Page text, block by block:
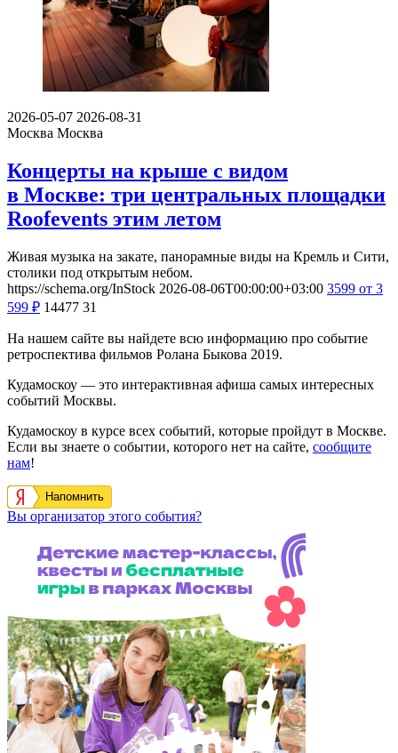
2026-05-07 2026-08-31
Москва Москва
Концерты на крыше с видом
в Москве: три центральных площадки
Roofevents этим летом
Живая музыка на закате, панорамные виды на Кремль и Сити,
столики под открытым небом.
https://schema.org/InStock 2026-08-06T00:00:00+03:00 3599 от 3
599 ₽ 14477 31
На нашем сайте вы найдете всю информацию про событие
ретроспектива фильмов Ролана Быкова 2019.
Кудамоскоу — это интерактивная афиша самых интересных
событий Москвы.
Кудамоскоу в курсе всех событий, которые пройдут в Москве.
Если вы знаете о событии, которого нет на сайте, сообщите
нам!
Напомнить
Вы организатор этого события?